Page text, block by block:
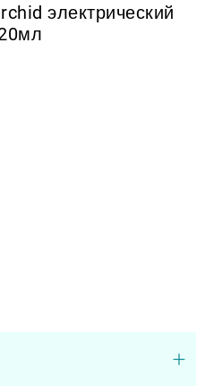
электрический